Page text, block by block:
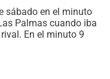
sábado en el minuto
Palmas cuando iba
En el minuto 9